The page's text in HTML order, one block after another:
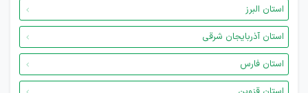
استان البرز
استان آذربایجان شرقی
استان فارس